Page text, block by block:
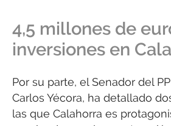
4,5 millones de
inversiones en
Por su parte, el Senador del
Carlos Yécora, ha detallado
las que Calahorra es